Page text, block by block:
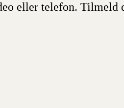
eller telefon. Tilmeld